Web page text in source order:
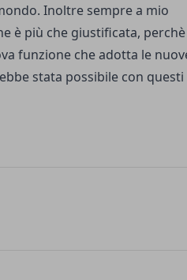
Inoltre sempre a mio
è più che giustificata, perchè
funzione che adotta le
stata possibile con questi